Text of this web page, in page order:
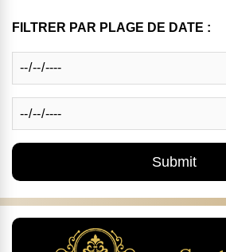
FILTRER PAR PLAGE DE DATE :